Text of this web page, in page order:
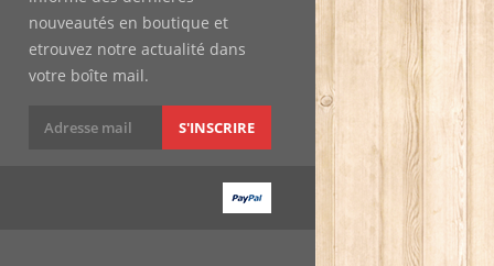
nouveautés en boutique et
etrouvez notre actualité dans
votre boîte mail.
S'INSCRIRE